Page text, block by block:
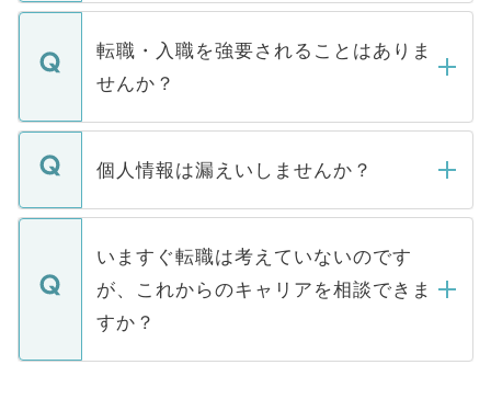
ます。通常、5営業日以内にはご連絡をせて
いただきますので、しばらくお待ちくださ
い。
マイナビDOCTORで取り扱っている求人の
うち約3割は、Webサイトからご覧いただ
けない「非公開求人」です。非公開求人は
下記の理由によって、一般には公開してい
ません。
■応募殺到を避けるため 人気のある医療機
関を公にしてしまうと、応募が殺到する場
に、医療機関が求める条件に合った人材の
みを人材紹介会社に依頼するケースが増え
ています。
転職・入職を強要されることはありま
せんか？
転職・入職を強要することは一切ありませ
ん。また、仮に応募先から内定をいただい
定を承諾する必要はありません。内定先へ
の辞退の連絡はキャリアパートナーが行い
ますので、ご安心ください。
個人情報は漏えいしませんか？
個人情報が漏えいすることはありませんの
で、ご安心ください。当サイトからの登録
などで収集したご登録者様の個人情報は、
ご本人のキャリアアップおよび転職活動の
支援を目的に使用いたします。お預かりし
ているすべての個人データはご本人の許可
いますぐ転職は考えていないのです
が、これからのキャリアを相談できま
すか？